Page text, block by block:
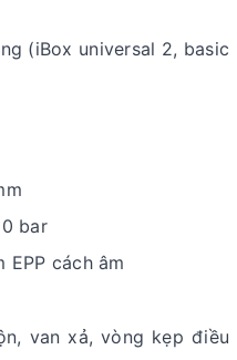
(iBox universal 2, basic
bar
cách âm
van xả, vòng kẹp điều